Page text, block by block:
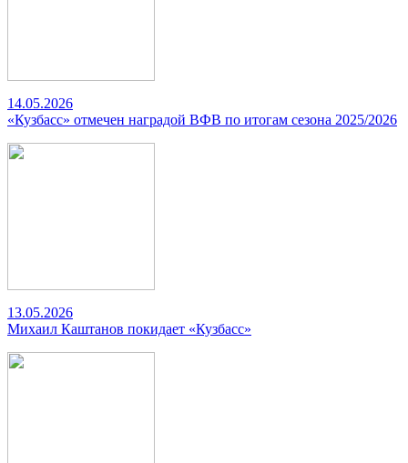
14.05.2026
«Кузбасс» отмечен наградой ВФВ по итогам сезона 2025/2026
13.05.2026
Михаил Каштанов покидает «Кузбасс»